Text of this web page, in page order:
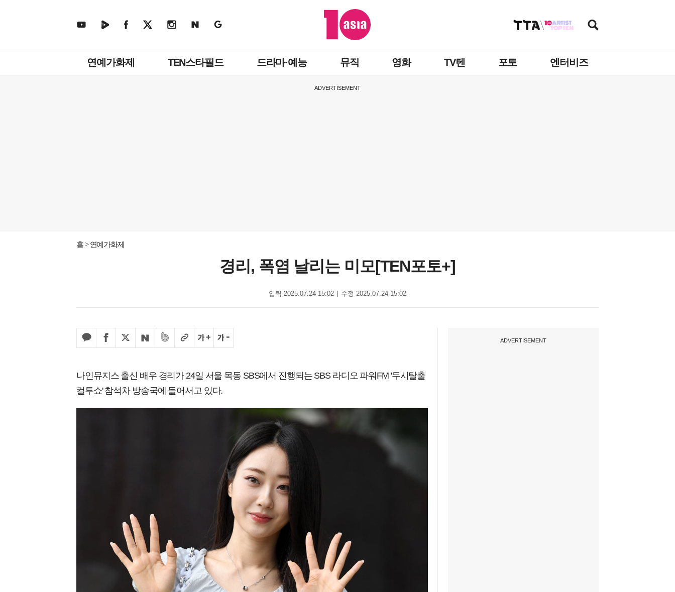
뉴
연예가화제 TEN스타필드 드라마·예능 뮤직 영화 TV텐 포토 엔터비즈
ADVERTISEMENT
홈 연예가화제
경리, 폭염 날리는 미모[TEN포토+]
입력 2025.07.24 15:02 수정 2025.07.24 15:02
나인뮤지스 출신 배우 경리가 24일 서울 목동 SBS에서 진행되는 SBS 라디오 파워FM '두시탈출
컬투쇼' 참석차 방송국에 들어서고 있다.
ADVERTISEMENT